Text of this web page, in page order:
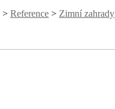
> Reference > Zimní zahrady